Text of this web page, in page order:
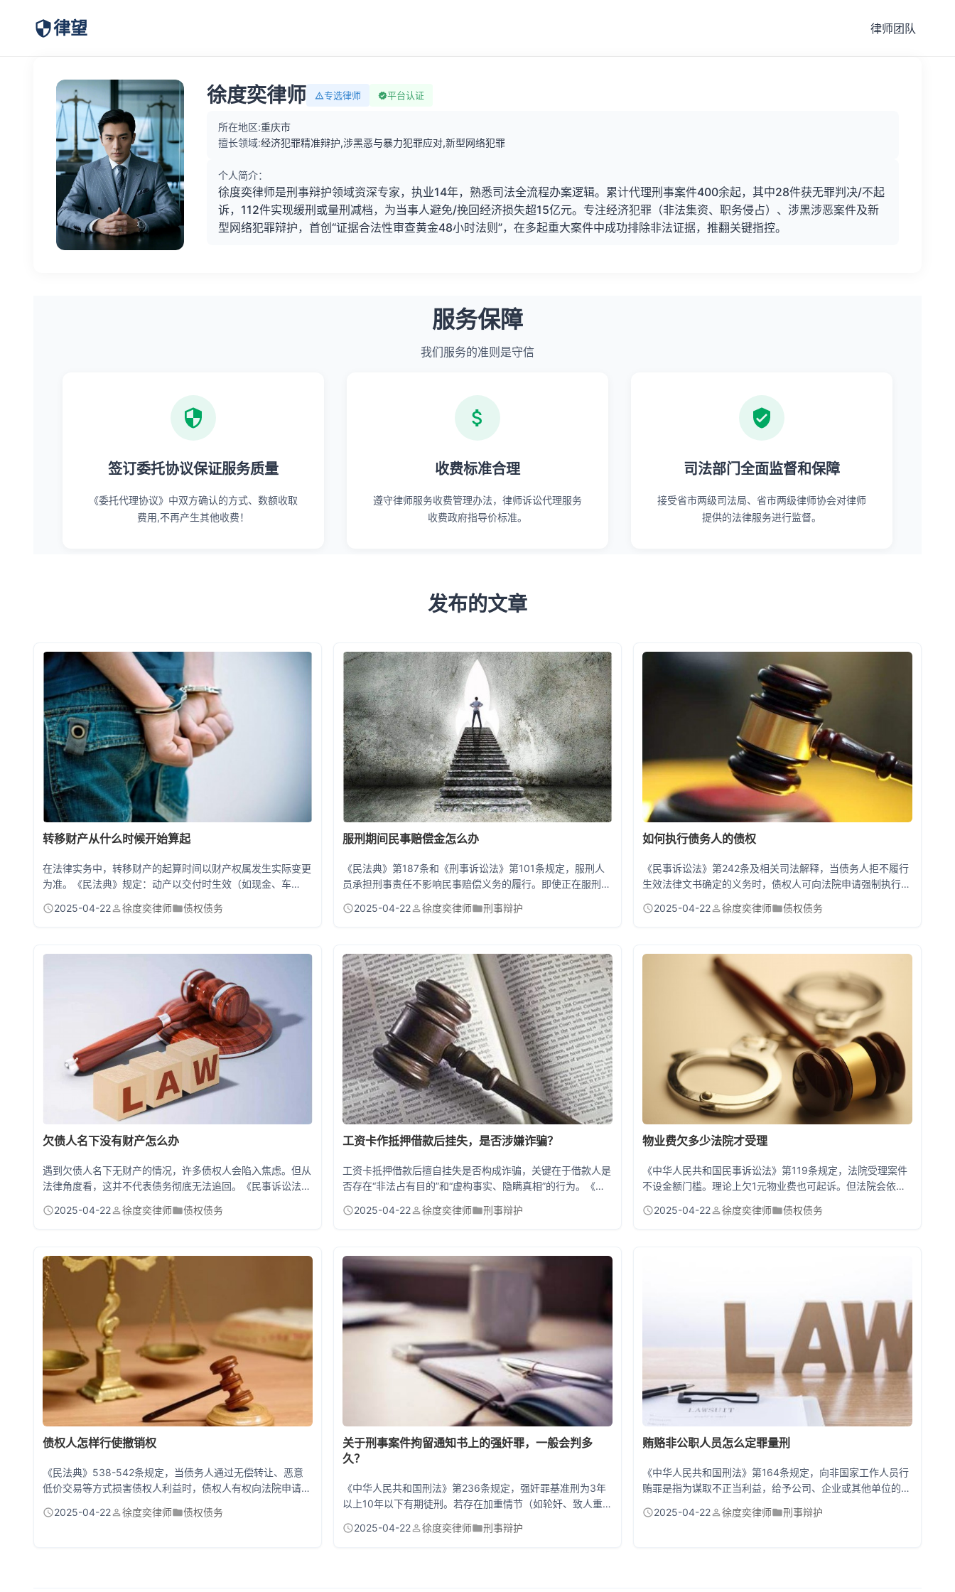
律望 律师团队
徐度奕律师 专选律师 平台认证
所在地区:重庆市
擅长领域:经济犯罪精准辩护,涉黑恶与暴力犯罪应对,新型网络犯罪
个人简介：
徐度奕律师是刑事辩护领域资深专家，执业14年，熟悉司法全流程办案逻辑。累计代理刑事案件400余起，其中28件获无罪判决/不起
诉，112件实现缓刑或量刑减档，为当事人避免/挽回经济损失超15亿元。专注经济犯罪（非法集资、职务侵占）、涉黑涉恶案件及新
型网络犯罪辩护，首创“证据合法性审查黄金48小时法则”，在多起重大案件中成功排除非法证据，推翻关键指控。
服务保障
我们服务的准则是守信
签订委托协议保证服务质量
《委托代理协议》中双方确认的方式、数额收取
费用,不再产生其他收费！
收费标准合理
遵守律师服务收费管理办法，律师诉讼代理服务
收费政府指导价标准。
司法部门全面监督和保障
接受省市两级司法局、省市两级律师协会对律师
提供的法律服务进行监督。
发布的文章
转移财产从什么时候开始算起
在法律实务中，转移财产的起算时间以财产权属发生实际变更
为准。《民法典》规定：动产以交付时生效（如现金、车
意转移行为（如逃避债务），法院追溯至转移意图形成时（签
2025-04-22 徐度奕律师 债权债务
服刑期间民事赔偿金怎么办
《民法典》第187条和《刑事诉讼法》第101条规定，服刑人
员承担刑事责任不影响民事赔偿义务的履行。即使正在服刑，
偿。法院判决生效后，受害人可向原审法院申请强制执行，执
义务 很多人误以为"坐牢抵债"，实际上刑事处罚与民事责任是
完全分离的。杭州...
2025-04-22 徐度奕律师 刑事辩护
如何执行债务人的债权
《民事诉讼法》第242条及相关司法解释，当债务人拒不履行
生效法律文书确定的义务时，债权人可向法院申请强制执行其
文书、财产线索等材料，法院将依法向次债务人（债务人的债
院可直接强制执行其财产。 一文看懂债权执行全流程 想象你
拿着胜诉判决书却...
2025-04-22 徐度奕律师 债权债务
欠债人名下没有财产怎么办
遇到欠债人名下无财产的情况，许多债权人会陷入焦虑。但从
法律角度看，这并不代表债务彻底无法追回。《民事诉讼法》
权收益等方式调查财产线索。即使当前无财产，法院可裁定终
你破局 第一招：深挖隐形财产线索 别被无房无车的表面现象
迷惑！查查对方是否...
2025-04-22 徐度奕律师 债权债务
工资卡作抵押借款后挂失，是否涉嫌诈骗？
工资卡抵押借款后擅自挂失是否构成诈骗，关键在于借款人是
否存在“非法占有目的”和“虚构事实、隐瞒真相”的行为。《刑
的，通过欺骗手段使他人交付财物。若借款时借款人明知自己
畴。 工资卡抵押借款背后的法律风险与套路 许多人因急需用
钱，会选择用工...
2025-04-22 徐度奕律师 刑事辩护
物业费欠多少法院才受理
《中华人民共和国民事诉讼法》第119条规定，法院受理案件
不设金额门槛。理论上欠1元物业费也可起诉。但法院会依据
诉讼成本、社会效益等因素。北京朝阳区法院判例显示，当欠
2025-04-22 徐度奕律师 债权债务
债权人怎样行使撤销权
《民法典》538-542条规定，当债务人通过无偿转让、恶意
低价交易等方式损害债权人利益时，债权人有权向法院申请撤
现对方搞小动作，债权人就能启动法律程序让这些行为作废。
2025-04-22 徐度奕律师 债权债务
关于刑事案件拘留通知书上的强奸罪，一般会判多
久？
《中华人民共和国刑法》第236条规定，强奸罪基准刑为3年
以上10年以下有期徒刑。若存在加重情节（如轮奸、致人重
徒刑甚至死刑。实践中刑期需结合犯罪手段、社会危害性、赔
2025-04-22 徐度奕律师 刑事辩护
贿赂非公职人员怎么定罪量刑
《中华人民共和国刑法》第164条规定，向非国家工作人员行
贿罪是指为谋取不正当利益，给予公司、企业或其他单位的工
和情节严重程度： - 数额较大的（6万元以上），处三年以下
2025-04-22 徐度奕律师 刑事辩护